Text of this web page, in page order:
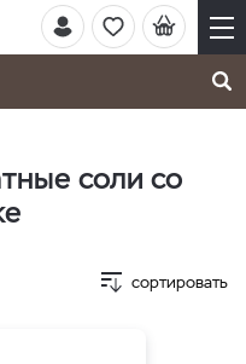
соли со
сортировать